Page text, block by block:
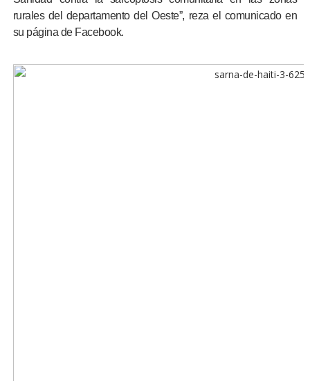
rurales del departamento del Oeste”, reza el comunicado en
su página de Facebook.